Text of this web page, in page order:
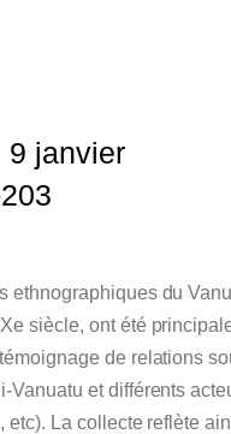
9 janvier
ethnographiques du
siècle, ont été
de relations
Vanuatu et différents
etc). La collecte reflète